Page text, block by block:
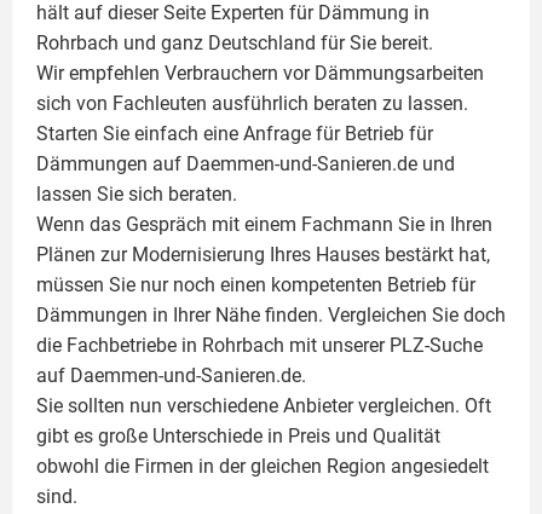
hält auf dieser Seite Experten für Dämmung in
Rohrbach und ganz Deutschland für Sie bereit.
Wir empfehlen Verbrauchern vor Dämmungsarbeiten
sich von Fachleuten ausführlich beraten zu lassen.
Starten Sie einfach eine Anfrage für Betrieb für
Dämmungen auf Daemmen-und-Sanieren.de und
lassen Sie sich beraten.
Wenn das Gespräch mit einem Fachmann Sie in Ihren
Plänen zur Modernisierung Ihres Hauses bestärkt hat,
müssen Sie nur noch einen kompetenten Betrieb für
Dämmungen in Ihrer Nähe finden. Vergleichen Sie doch
die Fachbetriebe in Rohrbach mit unserer PLZ-Suche
auf Daemmen-und-Sanieren.de.
Sie sollten nun verschiedene Anbieter vergleichen. Oft
gibt es große Unterschiede in Preis und Qualität
obwohl die Firmen in der gleichen Region angesiedelt
sind.